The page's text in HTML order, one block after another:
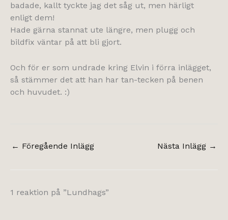
badade, kallt tyckte jag det såg ut, men härligt
enligt dem!
Hade gärna stannat ute längre, men plugg och
bildfix väntar på att bli gjort.
Och för er som undrade kring Elvin i förra inlägget,
så stämmer det att han har tan-tecken på benen
och huvudet. :)
← Föregående Inlägg Nästa Inlägg →
1 reaktion på ”Lundhags”